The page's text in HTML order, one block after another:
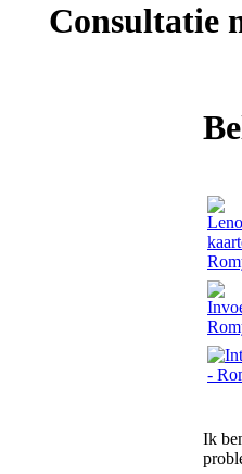
Consultatie
Ik